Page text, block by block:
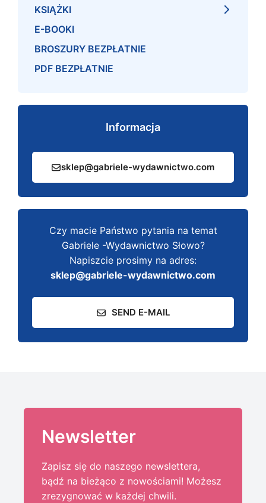
KSIĄŻKI
E-BOOKI
BROSZURY BEZPŁATNIE
PDF BEZPŁATNIE
Informacja
sklep@gabriele-wydawnictwo.com
Czy macie Państwo pytania na temat
Gabriele -Wydawnictwo Słowo?
Napiszcie prosimy na adres:
sklep@gabriele-wydawnictwo.com
SEND E-MAIL
Newsletter
Zapisz się do naszego newslettera,
bądź na bieżąco z nowościami! Możesz
zrezygnować w każdej chwili.